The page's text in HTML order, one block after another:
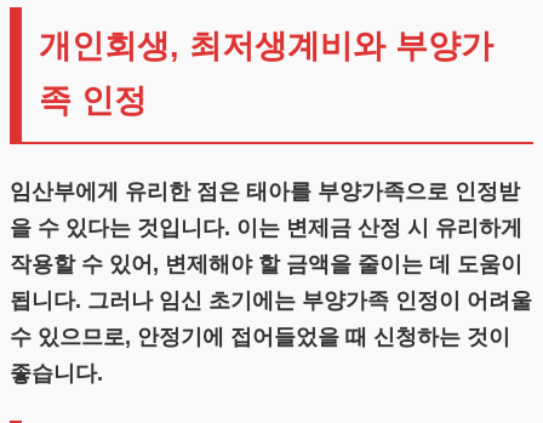
개인회생, 최저생계비와 부양가
족 인정
임산부에게 유리한 점은 태아를 부양가족으로 인정받
을 수 있다는 것입니다. 이는 변제금 산정 시 유리하게
작용할 수 있어, 변제해야 할 금액을 줄이는 데 도움이
됩니다. 그러나 임신 초기에는 부양가족 인정이 어려울
수 있으므로, 안정기에 접어들었을 때 신청하는 것이
좋습니다.